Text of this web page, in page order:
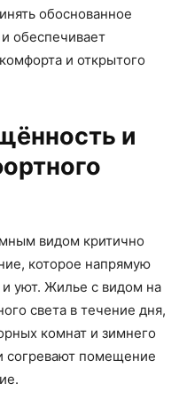
обоснованное
обеспечивает
и открытого
и
видом критично
которое напрямую
уют. Жилье с видом на
света в течение дня,
комнат и зимнего
согревают помещение